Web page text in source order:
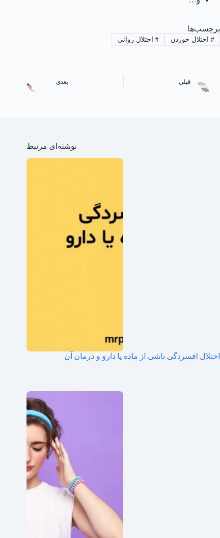
برچسب‌ها
#اختلال خوردن #اختلال روانی
قبلی بعدی
نوشته‌ای مرتبط
اختلال افسردگی ناشی از ماده یا دارو و درمان آن